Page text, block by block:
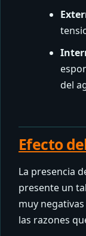
del
Efecto
La presencia
presente un
muy
las razones